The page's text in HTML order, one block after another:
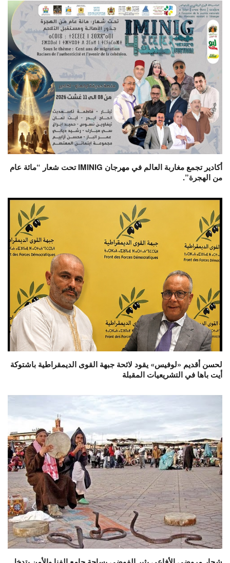
أكادير تجمع مغاربة العالم في مهرجان IMINIG تحت شعار “مائة عام
من الهجرة”.
لحسن أقديم «لوفيس» يقود لائحة جبهة القوى الديمقراطية باشتوكة
أيت باها في التشريعيات المقبلة